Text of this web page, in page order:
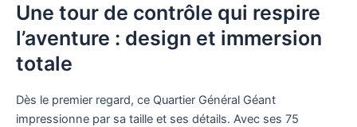
Une tour de contrôle qui respire
l’aventure : design et immersion
totale
Dès le premier regard, ce Quartier Général Géant
impressionne par sa taille et ses détails. Avec ses 75